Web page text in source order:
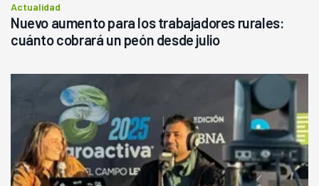
Actualidad
Nuevo aumento para los trabajadores rurales:
cuánto cobrará un peón desde julio